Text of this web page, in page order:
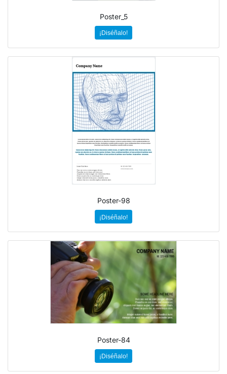
Poster_5
¡Diséñalo!
Poster-98
¡Diséñalo!
Poster-84
¡Diséñalo!